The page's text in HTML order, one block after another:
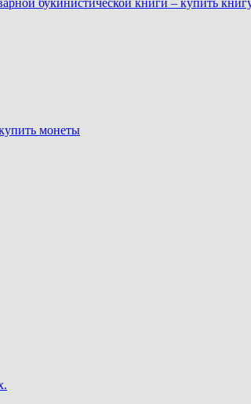
букинистической книги – купить
монеты